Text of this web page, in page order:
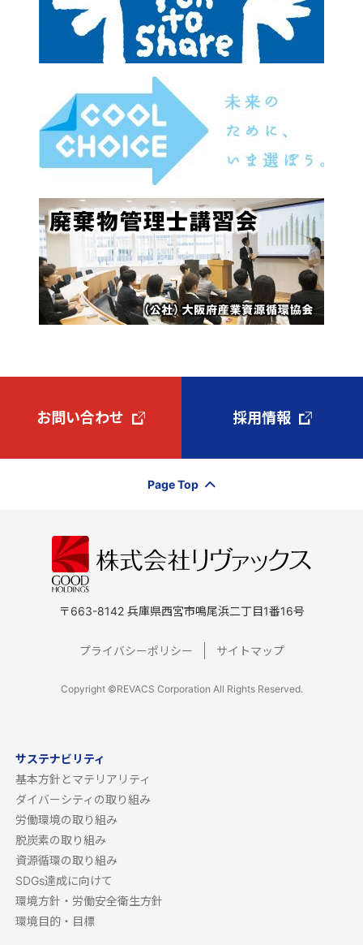
お問い合わせ 採用情報
Page Top
〒663-8142 兵庫県西宮市鳴尾浜二丁目1番16号
プライバシーポリシー サイトマップ
Copyright ©REVACS Corporation All Rights Reserved.
サステナビリティ
基本方針とマテリアリティ
ダイバーシティの取り組み
労働環境の取り組み
脱炭素の取り組み
資源循環の取り組み
SDGs達成に向けて
環境方針・労働安全衛生方針
環境目的・目標